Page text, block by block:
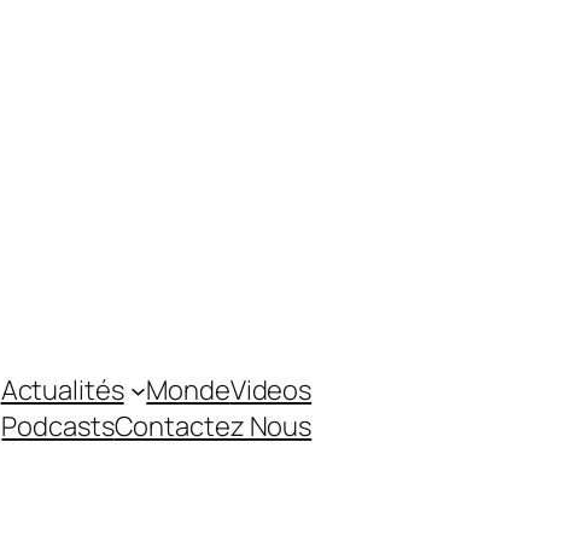
Actualités MondeVideos
PodcastsContactez Nous